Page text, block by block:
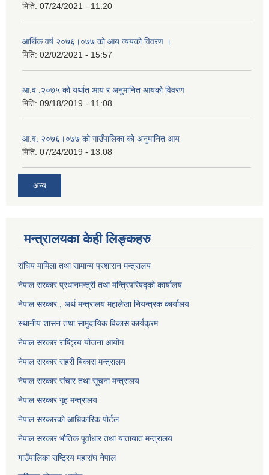
मिति: 07/24/2021 - 11:20
आर्थिक वर्ष २०७६।०७७ को आय व्ययको विवरण ।
मिति: 02/02/2021 - 15:57
आ.व .२०७५ को यर्थात आय र अनुमानित आयको विवरण
मिति: 09/18/2019 - 11:08
आ.व. २०७६।०७७ को गाउँपालिका को अनुमानित आय
मिति: 07/24/2019 - 13:08
अन्य
मन्त्रालयका केही लिङ्कहरु
संघिय मामिला तथा सामान्य प्रशासन मन्त्रालय
नेपाल सरकार प्रधानमन्त्री तथा मन्त्रिपरिषद्को कार्यालय
नेपाल सरकार , अर्थ मन्त्रालय महालेखा नियन्त्रक कार्यालय
स्थानीय शासन तथा सामुदायिक विकास कार्यक्रम
नेपाल सरकार राष्ट्रिय योजना आयोग
नेपाल सरकार सहरी बिकास मन्त्रालय
नेपाल सरकार संचार तथा सूचना मन्त्रालय
नेपाल सरकार गृह मन्त्रालय
नेपाल सरकारको आधिकारिक पोर्टल
नेपाल सरकार भौतिक पूर्वाधार तथा यातायात मन्त्रालय
गाउँपालिका राष्ट्रिय महासंघ नेपाल